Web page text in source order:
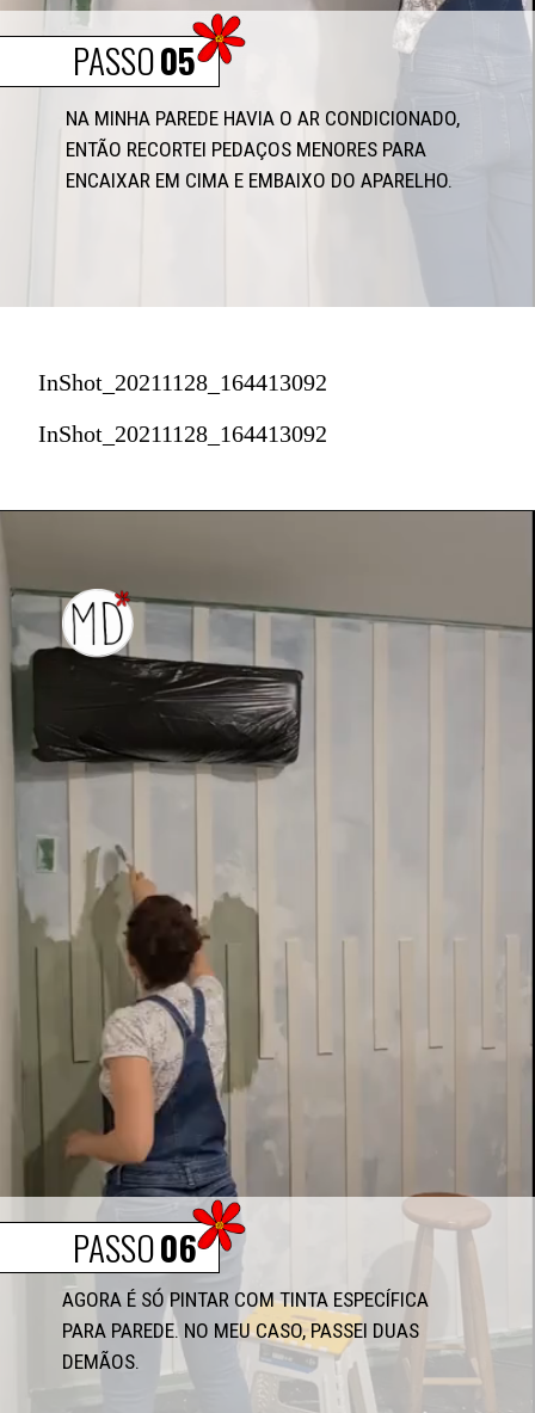
05
NA MINHA PAREDE HAVIA O AR CONDICIONADO,
ENTÃO RECORTEI PEDAÇOS MENORES PARA
ENCAIXAR EM CIMA E EMBAIXO DO APARELHO.
PASSO
InShot_20211128_164413092
InShot_20211128_164413092
06
AGORA É SÓ PINTAR COM TINTA ESPECÍFICA
PARA PAREDE. NO MEU CASO, PASSEI DUAS
DEMÃOS.
PASSO